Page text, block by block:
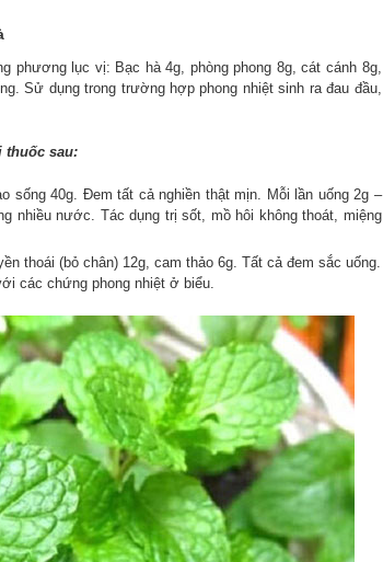
phương lục vị: Bạc hà 4g, phòng phong 8g, cát cánh 8g,
Sử dụng trong trường hợp phong nhiệt sinh ra đau đầu,
thuốc sau:
sống 40g. Đem tất cả nghiền thật mịn. Mỗi lần uống 2g –
nhiều nước. Tác dụng trị sốt, mồ hôi không thoát, miệng
thoái (bỏ chân) 12g, cam thảo 6g. Tất cả đem sắc uống.
các chứng phong nhiệt ở biểu.